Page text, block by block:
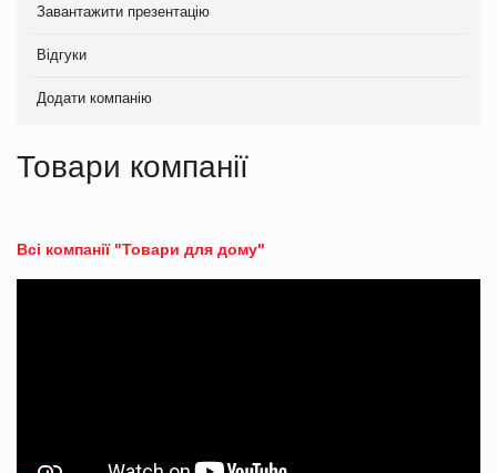
Завантажити презентацію
Відгуки
Додати компанію
Товари компанії
Всі компанії "Товари для дому"